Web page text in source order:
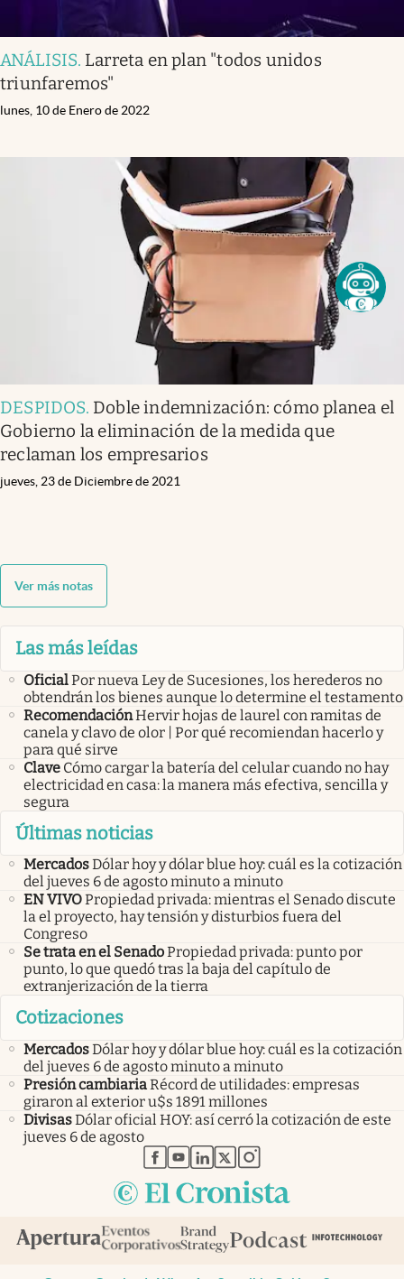
ANÁLISIS. Larreta en plan "todos unidos
triunfaremos"
lunes, 10 de Enero de 2022
DESPIDOS. Doble indemnización: cómo planea el
Gobierno la eliminación de la medida que
reclaman los empresarios
jueves, 23 de Diciembre de 2021
Ver más notas
Las más leídas
OficialPor nueva Ley de Sucesiones, los herederos no
obtendrán los bienes aunque lo determine el testamento
RecomendaciónHervir hojas de laurel con ramitas de
canela y clavo de olor | Por qué recomiendan hacerlo y
para qué sirve
Clave Cómo cargar la batería del celular cuando no hay
electricidad en casa: la manera más efectiva, sencilla y
segura
Últimas noticias
MercadosDólar hoy y dólar blue hoy: cuál es la cotización
del jueves 6 de agosto minuto a minuto
EN VIVOPropiedad privada: mientras el Senado discute
la el proyecto, hay tensión y disturbios fuera del
Congreso
Se trata en el SenadoPropiedad privada: punto por
punto, lo que quedó tras la baja del capítulo de
extranjerización de la tierra
Cotizaciones
MercadosDólar hoy y dólar blue hoy: cuál es la cotización
del jueves 6 de agosto minuto a minuto
Presión cambiariaRécord de utilidades: empresas
giraron al exterior u$s 1891 millones
DivisasDólar oficial HOY: así cerró la cotización de este
jueves 6 de agosto
abre en nueva pestaña
abre en nueva pestaña
abre en nueva pestaña
abre en nueva pestaña
abre en nueva pestaña